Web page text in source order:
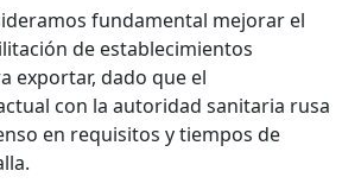
fundamental mejorar el
de establecimientos
exportar, dado que el
con la autoridad sanitaria rusa
en requisitos y tiempos de